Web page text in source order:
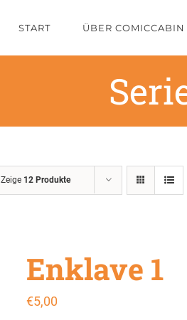
START ÜBER COMICCABIN
Zeige 12 Produkte
Enklave 1
€5,00